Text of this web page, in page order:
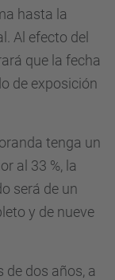
hasta la
Al efecto del
que la fecha
de exposición
tenga un
al 33 %, la
será de un
y de nueve
dos años, a